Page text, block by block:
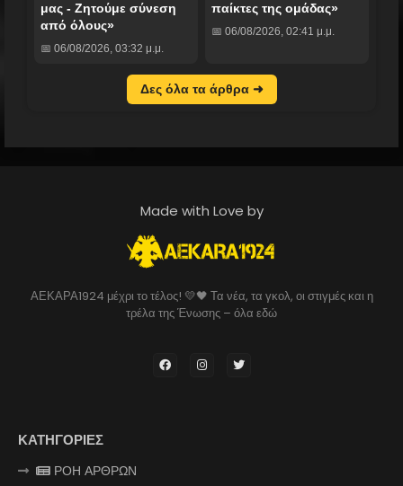
μας - Ζητούμε σύνεση
από όλους»
📅 06/08/2026, 03:32 μ.μ.
παίκτες της ομάδας»
📅 06/08/2026, 02:41 μ.μ.
Δες όλα τα άρθρα ➜
Made with Love by
ΑΕΚΑΡΑ1924 μέχρι το τέλος! 💛🖤 Τα νέα, τα γκολ, οι στιγμές και η
τρέλα της Ένωσης – όλα εδώ
ΚΑΤΗΓΟΡΙΕΣ
ΡΟΗ ΑΡΘΡΩΝ